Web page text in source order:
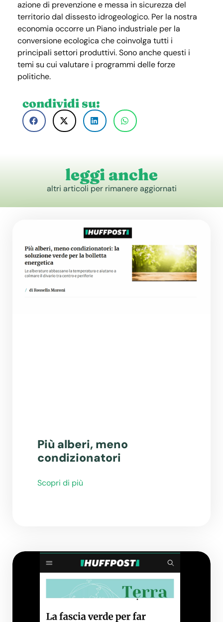
condividi su:
azione di prevenzione e messa in sicurezza del
territorio dal dissesto idrogeologico. Per la nostra
economia occorre un Piano industriale per la
conversione ecologica che coinvolga tutti i
principali settori produttivi. Sono anche questi i
temi su cui valutare i programmi delle forze
politiche.
leggi anche
altri articoli per rimanere aggiornati
Più alberi, meno
condizionatori
Scopri di più